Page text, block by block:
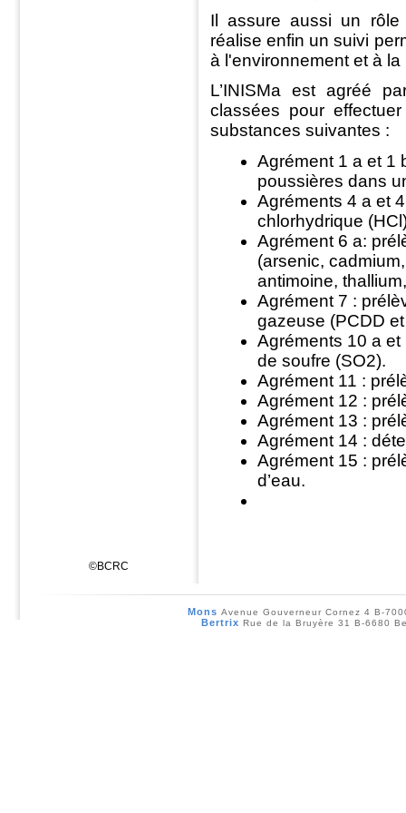
©BCRC
Il assure aussi un rôle
réalise enfin un suivi
à l'environnement et à
L’INISMa est agréé
classées pour
substances suivantes :
Agrément 1 a et 1
poussières dans
Agréments 4 a et
chlorhydrique
Agrément 6 a:
(arsenic,
antimoine,
Agrément 7 :
gazeuse (PCDD
Agréments 10 a
de soufre (SO2).
Agrément 11 :
Agrément 12 :
Agrément 13 :
Agrément 14 :
Agrément 15 :
d’eau.
Mons Avenue Gouverneur Cornez 4 B-
Bertrix Rue de la Bruyère 31 B-6680